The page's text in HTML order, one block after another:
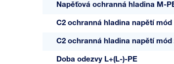
Napěťová ochranná hladina M-
C2 ochranná hladina napětí mód
C2 ochranná hladina napětí mód
Doba odezvy L+(L-)-PE